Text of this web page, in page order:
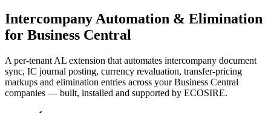
Intercompany Automation & Elimination
for Business Central
A per-tenant AL extension that automates intercompany document
sync, IC journal posting, currency revaluation, transfer-pricing
markups and elimination entries across your Business Central
companies — built, installed and supported by ECOSIRE.